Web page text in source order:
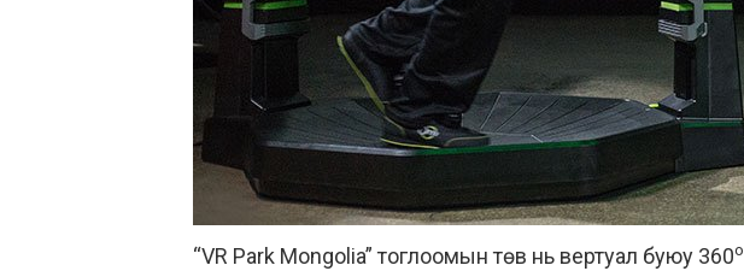
“VR Park Mongolia” тоглоомын төв нь вертуал буюу 360o